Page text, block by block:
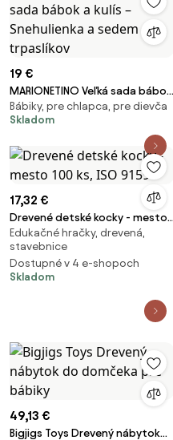
19 €
MARIONETINO Veľká sada bábok
a kulís – Snehulienka a sedem
trpaslíkov
Bábiky, pre chlapca, pre dievča
Skladom
17,32 €
Drevené detské kocky - mesto
100 ks, ISO 9159
Edukačné hračky, drevená,
stavebnice
Dostupné v 4 e-shopoch
Skladom
49,13 €
Bigjigs Toys Drevený nábytok